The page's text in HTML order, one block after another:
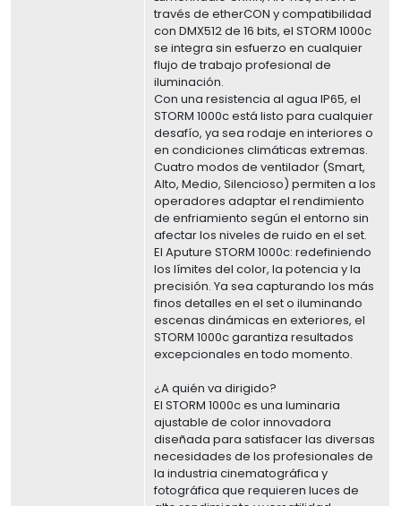
través de etherCON y compatibilidad
con DMX512 de 16 bits, el STORM 1000c
se integra sin esfuerzo en cualquier
flujo de trabajo profesional de
iluminación.
Con una resistencia al agua IP65, el
STORM 1000c está listo para cualquier
desafío, ya sea rodaje en interiores o
en condiciones climáticas extremas.
Cuatro modos de ventilador (Smart,
Alto, Medio, Silencioso) permiten a los
operadores adaptar el rendimiento
de enfriamiento según el entorno sin
afectar los niveles de ruido en el set.
El Aputure STORM 1000c: redefiniendo
los límites del color, la potencia y la
precisión. Ya sea capturando los más
finos detalles en el set o iluminando
escenas dinámicas en exteriores, el
STORM 1000c garantiza resultados
excepcionales en todo momento.
¿A quién va dirigido?
El STORM 1000c es una luminaria
ajustable de color innovadora
diseñada para satisfacer las diversas
necesidades de los profesionales de
la industria cinematográfica y
fotográfica que requieren luces de